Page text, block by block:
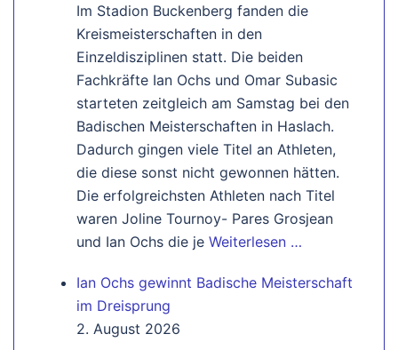
Im Stadion Buckenberg fanden die
Kreismeisterschaften in den
Einzeldisziplinen statt. Die beiden
Fachkräfte Ian Ochs und Omar Subasic
starteten zeitgleich am Samstag bei den
Badischen Meisterschaften in Haslach.
Dadurch gingen viele Titel an Athleten,
die diese sonst nicht gewonnen hätten.
Die erfolgreichsten Athleten nach Titel
waren Joline Tournoy- Pares Grosjean
und Ian Ochs die je Weiterlesen …
Ian Ochs gewinnt Badische Meisterschaft
im Dreisprung
2. August 2026